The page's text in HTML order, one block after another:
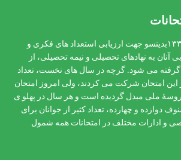
امتحان کانکور از سال ۱۳۳۹بدینسو جهت ارزیابی استعداد های فکری و
آنان به نهادهای تحصیلی و نیمه تحصیلی، از
گرفته می شود. گرچه در سال های نخست، تعداد
این امتحان شرکت می کردند، ولی امروز امتحان
ملی مبدل گردیده است و هر سال در پهلو ی
دوازده و چهارده، تعداد کثیر از جوانان برای
و ادارات مختلف در امتحانات همه شمول